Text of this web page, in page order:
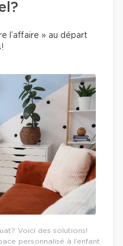
l’affaire » au départ
Voici des solutions!
personnalisé à l’enfant